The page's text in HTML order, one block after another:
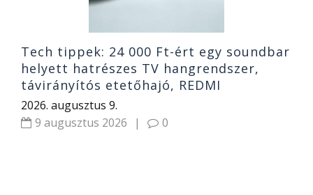
Tech tippek: 24 000 Ft-ért egy soundbar
helyett hatrészes TV hangrendszer,
távirányítós etetőhajó, REDMI
2026. augusztus 9.
9 augusztus 2026
| 0